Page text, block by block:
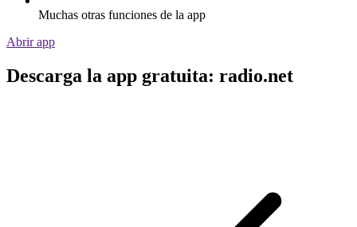
Muchas otras funciones de la app
Abrir app
Descarga la app gratuita: radio.net